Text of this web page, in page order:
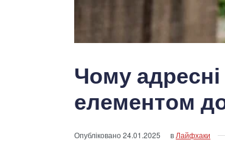
Чому
елементом
Опубліковано24.01.2025 в Лайфхаки